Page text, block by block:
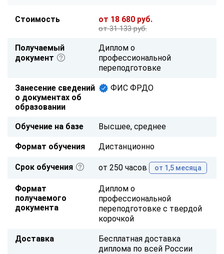
Стоимость от 18 680 руб.
от 31 133 руб.
Получаемый
документ
Диплом о
профессиональной
переподготовке
Занесение сведений
о документах об
образовании
ФИС ФРДО
Обучение на базе Высшее, среднее
Формат обучения Дистанционно
Срок обучения от 250 часов от 1,5 месяца
Формат
получаемого
документа
Диплом о
профессиональной
переподготовке с твердой
корочкой
Доставка
Бесплатная доставка
диплома по всей России